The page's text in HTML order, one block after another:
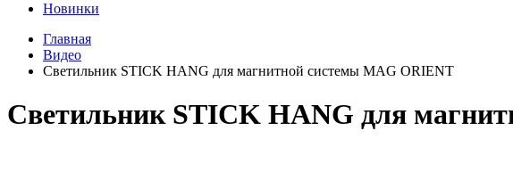
Новинки
Главная
Видео
Светильник STICK HANG для магнитной системы MAG ORIENT
Светильник STICK HANG для